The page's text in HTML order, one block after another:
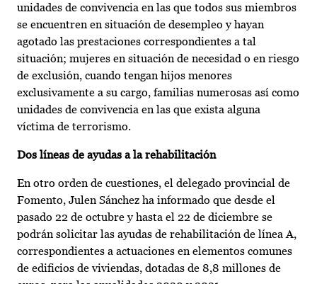
unidades de convivencia en las que todos sus miembros
se encuentren en situación de desempleo y hayan
agotado las prestaciones correspondientes a tal
situación; mujeres en situación de necesidad o en riesgo
de exclusión, cuando tengan hijos menores
exclusivamente a su cargo, familias numerosas así como
unidades de convivencia en las que exista alguna
víctima de terrorismo.
Dos líneas de ayudas a la rehabilitación
En otro orden de cuestiones, el delegado provincial de
Fomento, Julen Sánchez ha informado que desde el
pasado 22 de octubre y hasta el 22 de diciembre se
podrán solicitar las ayudas de rehabilitación de línea A,
correspondientes a actuaciones en elementos comunes
de edificios de viviendas, dotadas de 8,8 millones de